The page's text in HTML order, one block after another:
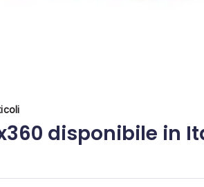
disponibile in